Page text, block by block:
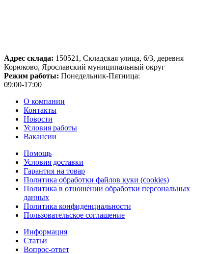
Адрес склада: 150521, Складская улица, 6/3, деревня
Корюково, Ярославский муниципальный округ
Режим работы: Понедельник-Пятница:
09:00-17:00
О компании
Контакты
Новости
Условия работы
Вакансии
Помощь
Условия доставки
Гарантия на товар
Политика обработки файлов куки (cookies)
Политика в отношении обработки персональных
данных
Политика конфиденциальности
Пользовательское соглашение
Информация
Статьи
Вопрос-ответ